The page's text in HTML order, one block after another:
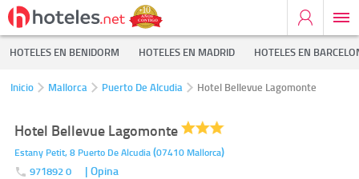
HOTELES EN BENIDORM HOTELES EN MADRID HOTELES EN
Inicio Mallorca Puerto De Alcudia Hotel Bellevue Lagomonte
Hotel Bellevue Lagomonte
Estany Petit, 8 Puerto De Alcudia(07410 Mallorca)
971892 0 | Opina